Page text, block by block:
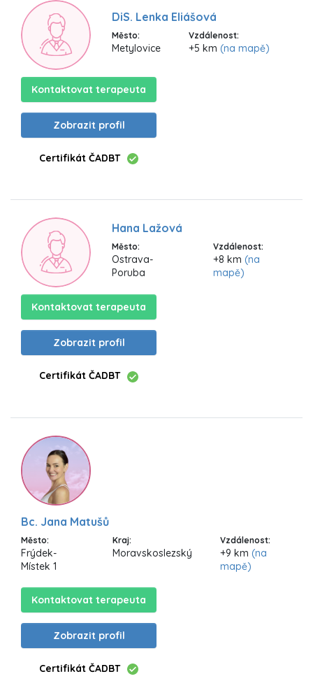
DiS. Lenka Eliášová
Město:
Metylovice
Vzdálenost:
+5 km (na mapě)
Kontaktovat terapeuta
Zobrazit profil
Certifikát ČADBT
Hana Lažová
Město:
Ostrava-
Poruba
Vzdálenost:
+8 km (na
mapě)
Kontaktovat terapeuta
Zobrazit profil
Certifikát ČADBT
Bc. Jana Matušů
Město:
Frýdek-
Místek 1
Kraj:
Moravskoslezský
Vzdálenost:
+9 km (na
mapě)
Kontaktovat terapeuta
Zobrazit profil
Certifikát ČADBT